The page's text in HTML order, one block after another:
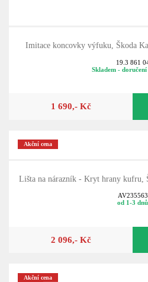
Imitace koncovky výfuku, Škoda
19.3 861
Skladem -
1 690,- Kč
Akční cena
Lišta na nárazník - Kryt hrany kufru,
AV235563
od 1-3 dnů
2 096,- Kč
Akční cena